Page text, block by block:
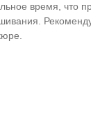
время, что